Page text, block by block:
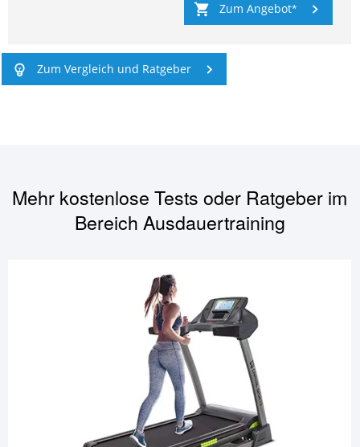
Zum Angebot
Zum Vergleich und Ratgeber
Mehr kostenlose Tests oder Ratgeber im
Bereich Ausdauertraining